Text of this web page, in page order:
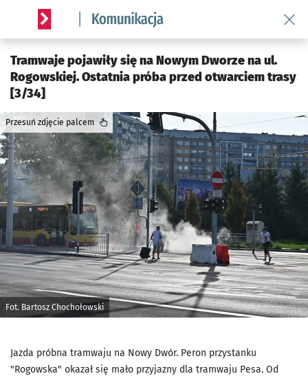
Serwis informacyjny wroclaw.pl podserwis: Komunikacja
Tramwaje pojawiły się na Nowym Dworze na ul.
Rogowskiej. Ostatnia próba przed otwarciem trasy
[3/34]
Fot. Bartosz Chochołowski
Przesuń zdjęcie palcem
Jazda próbna tramwaju na Nowy Dwór. Peron przystanku
"Rogowska" okazał się mało przyjazny dla tramwaju Pesa. Od